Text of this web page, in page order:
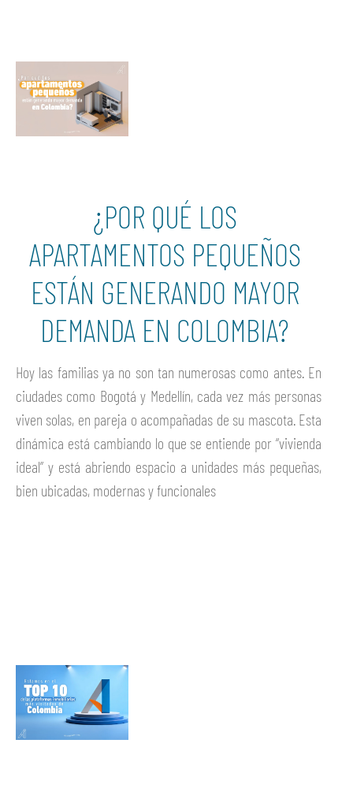
¿POR QUÉ LOS
APARTAMENTOS PEQUEÑOS
ESTÁN GENERANDO MAYOR
DEMANDA EN COLOMBIA?
Hoy las familias ya no son tan numerosas como antes. En
ciudades como Bogotá y Medellín, cada vez más personas
viven solas, en pareja o acompañadas de su mascota. Esta
dinámica está cambiando lo que se entiende por “vivienda
ideal” y está abriendo espacio a unidades más pequeñas,
bien ubicadas, modernas y funcionales